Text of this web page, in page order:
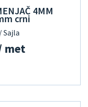
4MM
crni
Sajla
met